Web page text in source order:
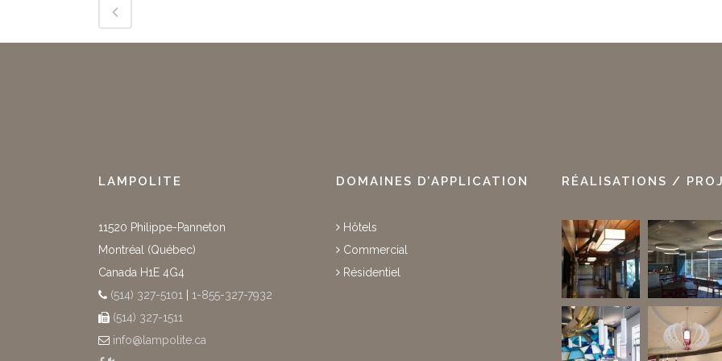
LAMPOLITE
11520 Philippe-Panneton
Montréal (Québec)
Canada H1E 4G4
(514) 327-5101
1-855-327-7932
(514) 327-1511
info@lampolite.ca
DOMAINES D’APPLICATION
Hôtels
Commercial
Résidentiel
RÉALISATIONS /